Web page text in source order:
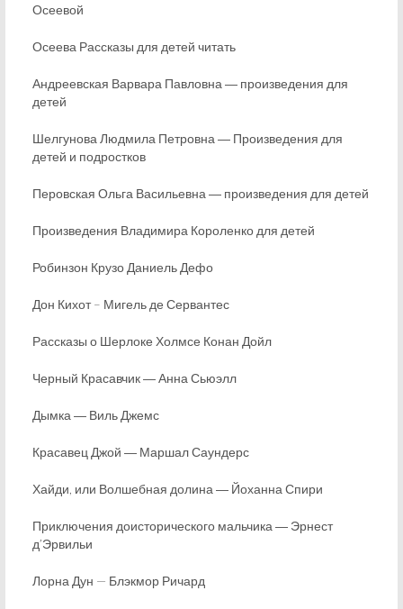
Осеевой
Осеева Рассказы для детей читать
Андреевская Варвара Павловна ― произведения для
детей
Шелгунова Людмила Петровна ― Произведения для
детей и подростков
Перовская Ольга Васильевна ― произведения для детей
Произведения Владимира Короленко для детей
Робинзон Крузо Даниель Дефо
Дон Кихот – Мигель де Сервантес
Рассказы о Шерлоке Холмсе Конан Дойл
Черный Красавчик ― Анна Сьюэлл
Дымка ― Виль Джемс
Красавец Джой ― Маршал Саундерс
Хайди, или Волшебная долина ― Йоханна Спири
Приключения доисторического мальчика ― Эрнест
д’Эрвильи
Лорна Дун — Блэкмор Ричард